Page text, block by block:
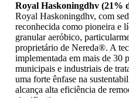
Royal Haskoningdhv (21%
Royal Haskoningdhv, com
reconhecida como pioneira e
granular aeróbico,
proprietário de Nereda®. A
implementada em mais de 30
municipais e industriais de
uma forte ênfase na
alcança alta eficiência de